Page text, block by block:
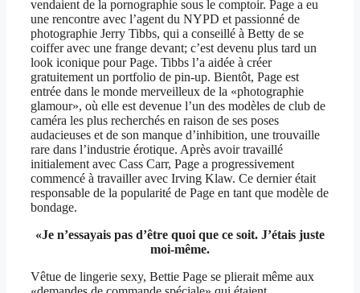
vendaient de la pornographie sous le comptoir. Page a eu
une rencontre avec l’agent du NYPD et passionné de
photographie Jerry Tibbs, qui a conseillé à Betty de se
coiffer avec une frange devant; c’est devenu plus tard un
look iconique pour Page. Tibbs l’a aidée à créer
gratuitement un portfolio de pin-up. Bientôt, Page est
entrée dans le monde merveilleux de la «photographie
glamour», où elle est devenue l’un des modèles de club de
caméra les plus recherchés en raison de ses poses
audacieuses et de son manque d’inhibition, une trouvaille
rare dans l’industrie érotique. Après avoir travaillé
initialement avec Cass Carr, Page a progressivement
commencé à travailler avec Irving Klaw. Ce dernier était
responsable de la popularité de Page en tant que modèle de
bondage.
«Je n’essayais pas d’être quoi que ce soit. J’étais juste
moi-même.
Vêtue de lingerie sexy, Bettie Page se plierait même aux